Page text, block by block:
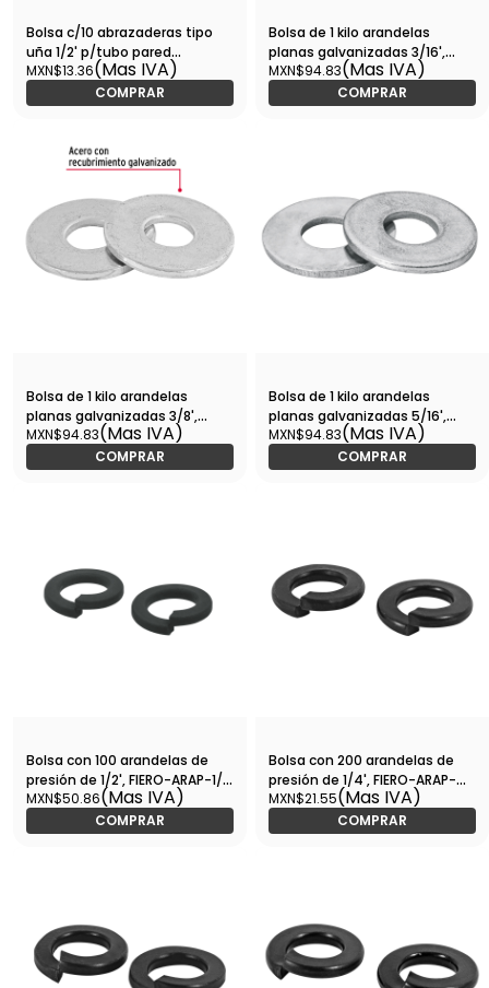
Bolsa c/10 abrazaderas tipo
uña 1/2' p/tubo pared
delgada-AU-1/2 / 46920
MXN$13.36(Mas IVA)
COMPRAR
Bolsa de 1 kilo arandelas
planas galvanizadas 3/16',
FIERO-ARA-3/16 / 44542
MXN$94.83(Mas IVA)
COMPRAR
Bolsa de 1 kilo arandelas
planas galvanizadas 3/8',
FIERO-ARA-3/8 / 44545
MXN$94.83(Mas IVA)
COMPRAR
Bolsa de 1 kilo arandelas
planas galvanizadas 5/16',
FIERO-ARA-5/16 / 44544
MXN$94.83(Mas IVA)
COMPRAR
Bolsa con 100 arandelas de
presión de 1/2', FIERO-ARAP-1/2
/ 44690
MXN$50.86(Mas IVA)
COMPRAR
Bolsa con 200 arandelas de
presión de 1/4', FIERO-ARAP-
1/4 / 44686
MXN$21.55(Mas IVA)
COMPRAR